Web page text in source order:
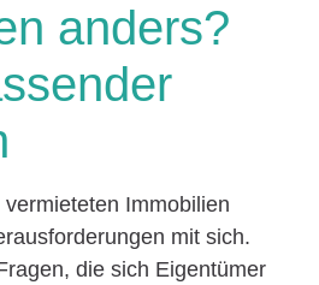
anders?
Immobilien
mit sich.
die sich Eigentümer